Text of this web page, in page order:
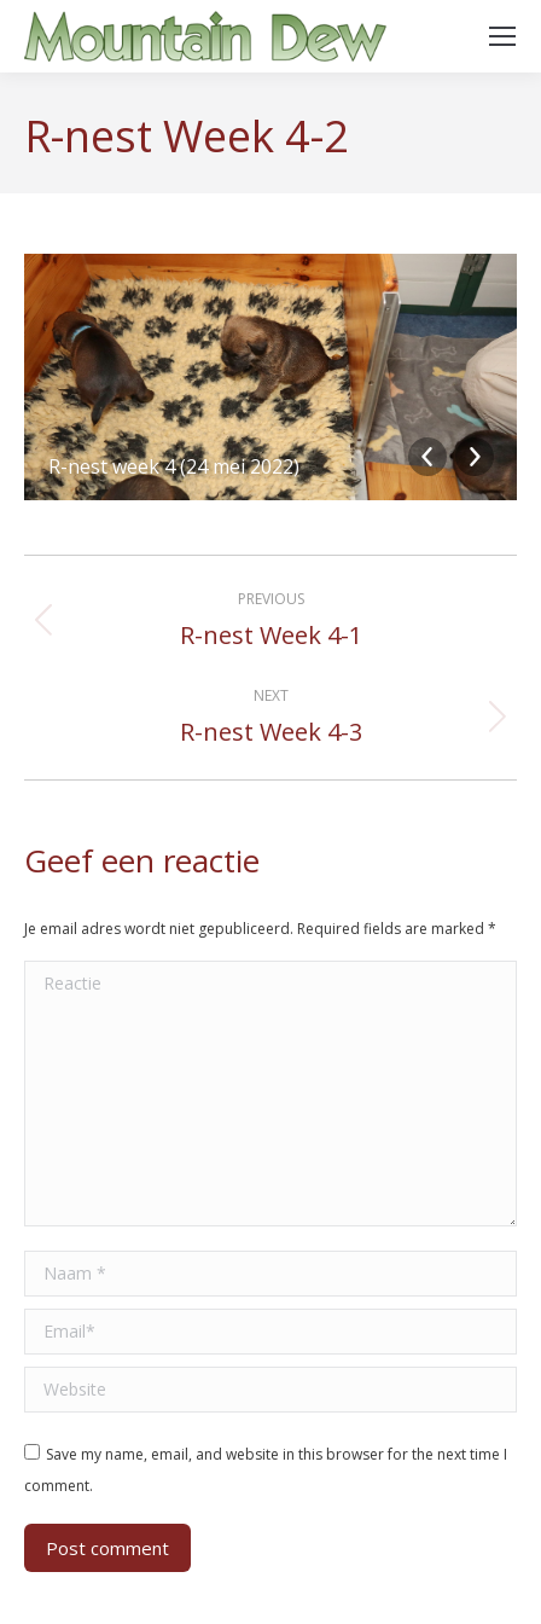
R-nest Week 4-2
R-nest week 4 (24 mei 2022)
navigation
PREVIOUS
Previous
R-nest Week 4-1
NEXT
Next
R-nest Week 4-3
Geef een reactie
Je email adres wordt niet gepubliceerd. Required fields are marked *
Reactie
Naam *
Email *
Website
Save my name, email, and website in this browser for the next time I
comment.
Post comment